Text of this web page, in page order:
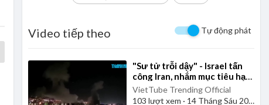
Video tiếp theo Tự động phát
⁣"Sư tử trỗi dậy" - Israel tấn
công Iran, nhắm mục tiêu hạt
nhân, tên lửa, chỉ huy
VietTube Trending Official
103 lượt xem · 14 Tháng Sáu 2025